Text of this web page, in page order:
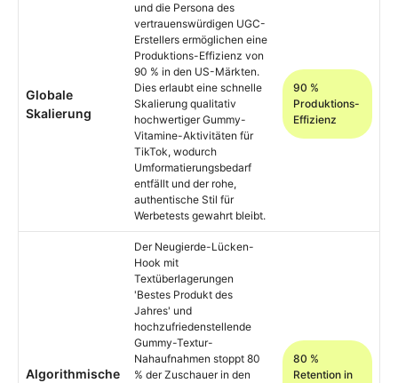
Globale
Skalierung
und die Persona des
vertrauenswürdigen UGC-
Erstellers ermöglichen eine
Produktions-Effizienz von
90 % in den US-Märkten.
Dies erlaubt eine schnelle
Skalierung qualitativ
hochwertiger Gummy-
Vitamine-Aktivitäten für
TikTok, wodurch
Umformatierungsbedarf
entfällt und der rohe,
authentische Stil für
Werbetests gewahrt bleibt.
90 %
Produktions-
Effizienz
Algorithmische
Der Neugierde-Lücken-
Hook mit
Textüberlagerungen
'Bestes Produkt des
Jahres' und
hochzufriedenstellende
Gummy-Textur-
Nahaufnahmen stoppt 80
% der Zuschauer in den
80 %
Retention in